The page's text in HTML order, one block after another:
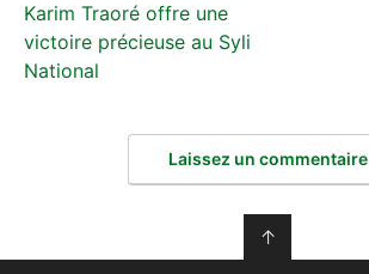
Karim Traoré offre une
victoire précieuse au Syli
National
Laissez un commentaire
↑